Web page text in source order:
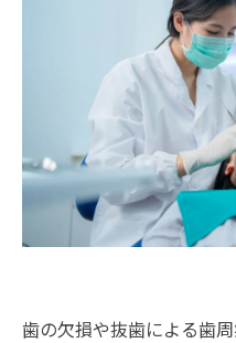
歯の欠損や抜歯による歯